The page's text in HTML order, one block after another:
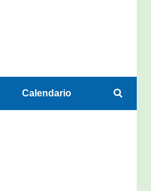
Calendario